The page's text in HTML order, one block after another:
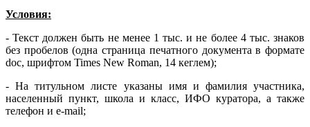
Условия:
- Текст должен быть не менее 1 тыс. и не более 4 тыс. знаков
без пробелов (одна страница печатного документа в формате
doc, шрифтом Times New Roman, 14 кеглем);
- На титульном листе указаны имя и фамилия участника,
населенный пункт, школа и класс, ИФО куратора, а также
телефон и e-mail;